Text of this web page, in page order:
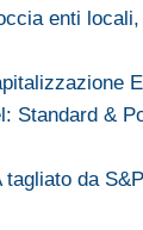
enti
Standard &
tagliato da